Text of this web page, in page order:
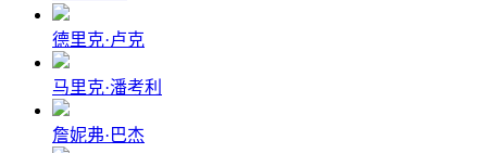
德里克·卢克
马里克·潘考利
詹妮弗·巴杰